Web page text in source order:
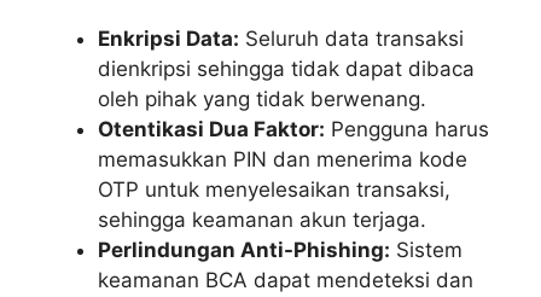
Enkripsi Data: Seluruh data transaksi
dienkripsi sehingga tidak dapat dibaca
oleh pihak yang tidak berwenang.
Otentikasi Dua Faktor: Pengguna harus
memasukkan PIN dan menerima kode
OTP untuk menyelesaikan transaksi,
sehingga keamanan akun terjaga.
Perlindungan Anti-Phishing: Sistem
keamanan BCA dapat mendeteksi dan